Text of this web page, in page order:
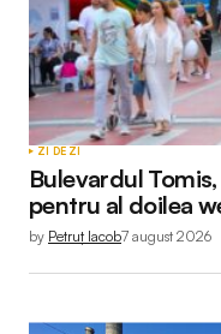
ZI DE ZI
Bulevardul
pentru al doilea
by Petruț Iacob7 august 2026